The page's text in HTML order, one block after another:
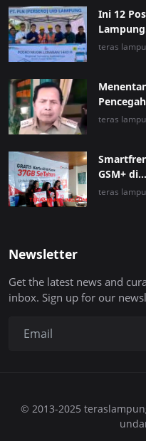
Ini 12
teras
teras
GSM+ di...
teras
Newsletter
Get the latest news and
inbox. Sign up for our
© 2013-2025